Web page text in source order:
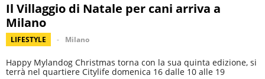
Il Villaggio di Natale per cani arriva a
Milano
LIFESTYLE Milano
Happy Mylandog Christmas torna con la sua quinta edizione, si
terrà nel quartiere Citylife domenica 16 dalle 10 alle 19